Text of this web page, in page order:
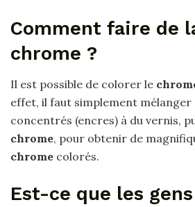
Comment faire de
chrome ?
Il est possible de colorer le
effet, il faut simplement mélanger
concentrés (encres) à du vernis,
chrome, pour obtenir de
chrome colorés.
Est-ce que les